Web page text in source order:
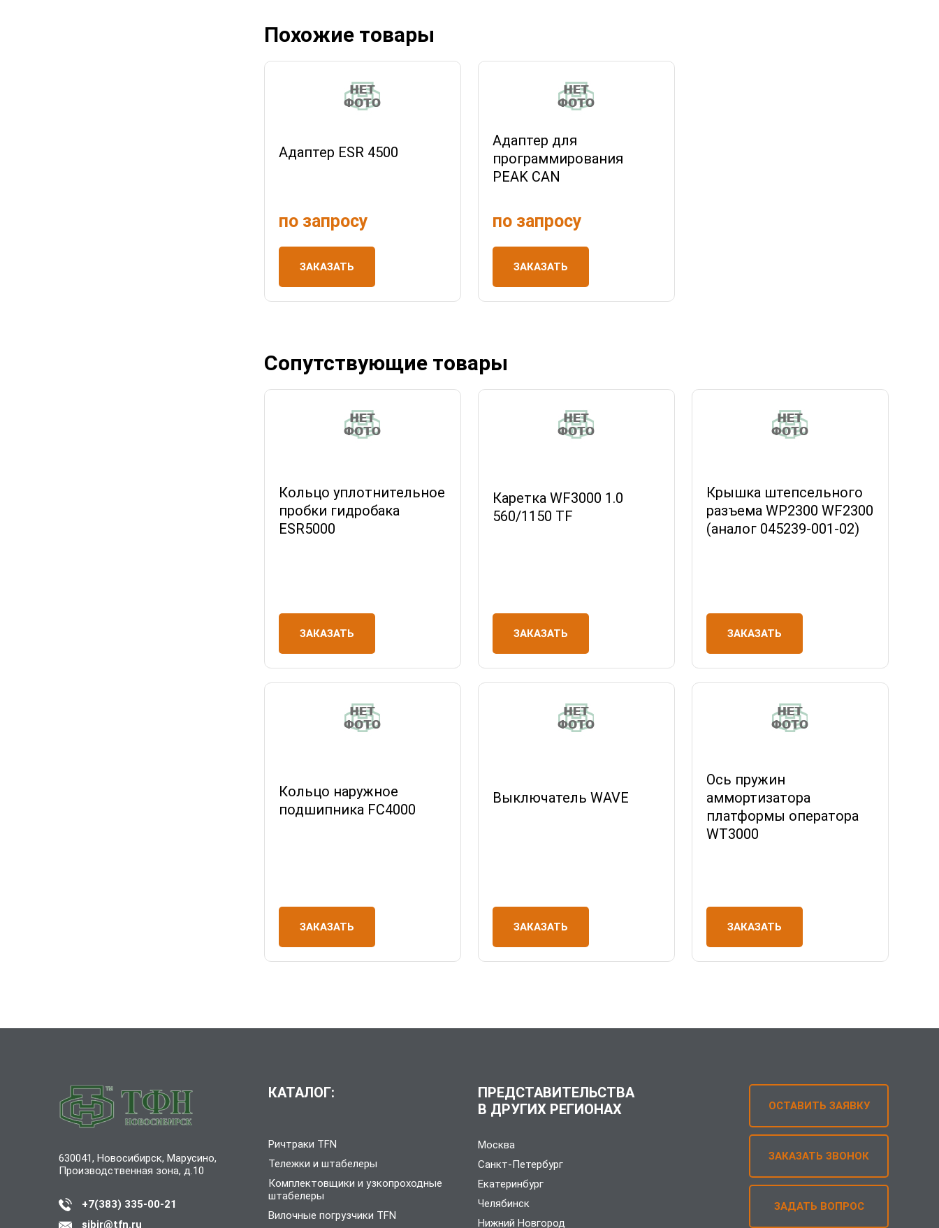
Похожие товары
Адаптер ESR 4500
по запросу
ЗАКАЗАТЬ
Адаптер для
программирования
PEAK CAN
по запросу
ЗАКАЗАТЬ
Сопутствующие товары
Кольцо уплотнительное
пробки гидробака
ESR5000
ЗАКАЗАТЬ
Каретка WF3000 1.0
560/1150 TF
ЗАКАЗАТЬ
Крышка штепсельного
разъема WP2300 WF2300
(аналог 045239-001-02)
ЗАКАЗАТЬ
Кольцо наружное
подшипника FC4000
ЗАКАЗАТЬ
Выключатель WAVE
ЗАКАЗАТЬ
Ось пружин
аммортизатора
платформы оператора
WT3000
ЗАКАЗАТЬ
630041, Новосибирск, Марусино,
Производственная зона, д.10
+7(383) 335-00-21
sibir@tfn.ru
КАТАЛОГ:
Ричтраки TFN
Тележки и штабелеры
Комплектовщики и узкопроходные
штабелеры
Вилочные погрузчики TFN
ПРЕДСТАВИТЕЛЬСТВА
В ДРУГИХ РЕГИОНАХ
Москва
Санкт-Петербург
Екатеринбург
Челябинск
Нижний Новгород
ОСТАВИТЬ ЗАЯВКУ
ЗАКАЗАТЬ ЗВОНОК
ЗАДАТЬ ВОПРОС